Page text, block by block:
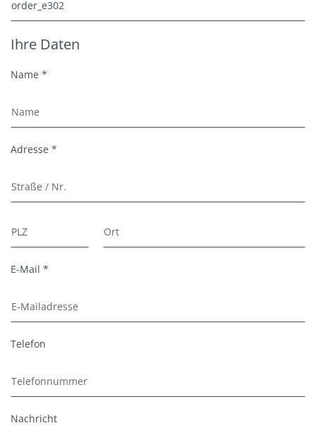
Ihre Daten
Name *
Adresse *
E-Mail *
Telefon
Nachricht